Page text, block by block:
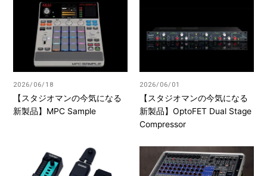
2026/06/18
【スタジオマンの今気になる
新製品】MPC Sample
2026/06/01
【スタジオマンの今気になる
新製品】OptoFET Dual Stage
Compressor